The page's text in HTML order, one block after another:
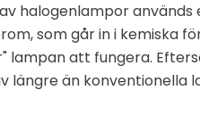
halogenlampor används
som går in i kemiska
lampan att fungera.
längre än konventionella